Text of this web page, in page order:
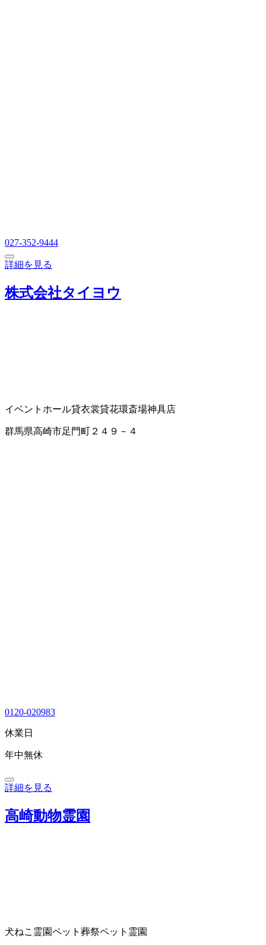
027-352-9444
詳細を見る
株式会社タイヨウ
イベントホール貸衣裳貸花環斎場神具店
群馬県高崎市足門町２４９－４
0120-020983
休業日
年中無休
詳細を見る
高崎動物霊園
犬ねこ霊園ペット葬祭ペット霊園